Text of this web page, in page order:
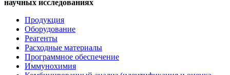
научных исследованиях
Продукция
Оборудование
Реагенты
Расходные материалы
Программное обеспечение
Иммунохимия